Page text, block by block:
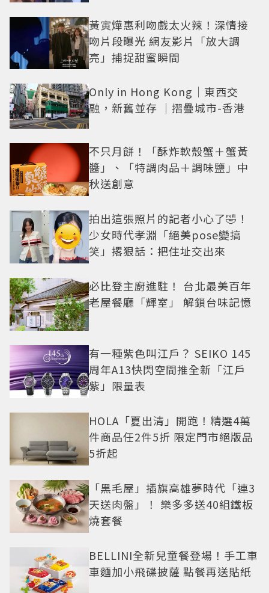
黃寅燁惠利吻戲太火辣！深情接
吻片段曝光 網友影片「放大調
亮」捕捉甜蜜瞬間
Only in Hong Kong｜東西交
融，新舊並存 ｜摺疊城市-香港
不只月餅！「酥炸軟殼蟹＋蟹黃
醬」、「特調肉品＋調味鹽」中
秋送創意
拍出這張照片的記者小心了🤣！
少女時代孝淵「絕美pose變搞
笑」撂狠話：把住址交出來
必比登主廚進駐！ 台北最美百年
老屋餐廳「輝室」 解鎖台味記憶
有一種紫色叫江戶？ SEIKO 145
周年A13快閃空間推全新「江戶
紫」限量表
HOLA「夏出清」開跑！精選4萬
件商品任2件5折 限定門市絕版品
5折起
「黑毛屋」插旗高雄夢時代「連3
天送肉盤」！ 樂多多送40組鐵板
燒套餐
BELLINI全新兒童餐登場！手工車
車麵加小飛碟披薩 點餐再送貼紙